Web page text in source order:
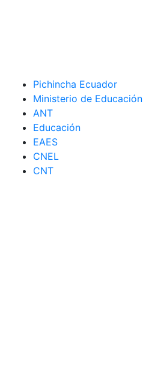
Pichincha Ecuador
Ministerio de Educación
ANT
Educación
EAES
CNEL
CNT